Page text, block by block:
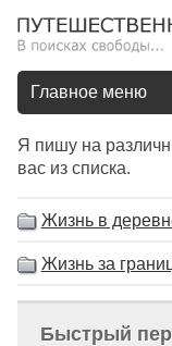
Главное меню
Я пишу на
вас из списка.
Жизнь в
Жизнь за
Быстрый